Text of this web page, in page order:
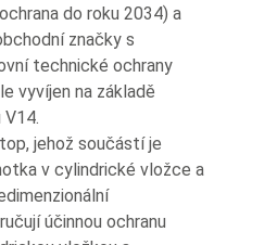
do roku 2034) a
značky s
technické ochrany
vyvíjen na základě
jehož součástí je
v cylindrické vložce a
účinnou ochranu